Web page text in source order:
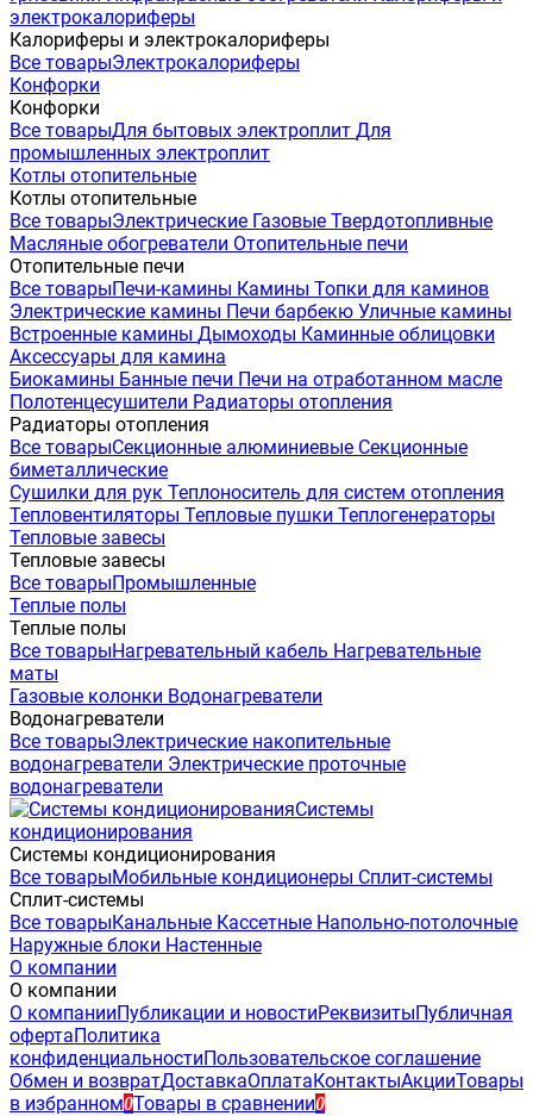
электрокалориферы
Калориферы и электрокалориферы
Все товарыЭлектрокалориферы
Конфорки
Конфорки
Все товарыДля бытовых электроплит Для
промышленных электроплит
Котлы отопительные
Котлы отопительные
Все товарыЭлектрические Газовые Твердотопливные
Масляные обогреватели Отопительные печи
Отопительные печи
Все товарыПечи-камины Камины Топки для каминов
Электрические камины Печи барбекю Уличные камины
Встроенные камины Дымоходы Каминные облицовки
Аксессуары для камина
Биокамины Банные печи Печи на отработанном масле
Полотенцесушители Радиаторы отопления
Радиаторы отопления
Все товарыСекционные алюминиевые Секционные
биметаллические
Сушилки для рук Теплоноситель для систем отопления
Тепловентиляторы Тепловые пушки Теплогенераторы
Тепловые завесы
Тепловые завесы
Все товарыПромышленные
Теплые полы
Теплые полы
Все товарыНагревательный кабель Нагревательные
маты
Газовые колонки Водонагреватели
Водонагреватели
Все товарыЭлектрические накопительные
водонагреватели Электрические проточные
водонагреватели
Системы
кондиционирования
Системы кондиционирования
Все товарыМобильные кондиционеры Сплит-системы
Сплит-системы
Все товарыКанальные Кассетные Напольно-потолочные
Наружные блоки Настенные
О компании
О компании
О компанииПубликации и новостиРеквизитыПубличная
офертаПолитика
конфиденциальностиПользовательское соглашение
Обмен и возвратДоставкаОплатаКонтактыАкцииТовары
в избранном0Товары в сравнении0